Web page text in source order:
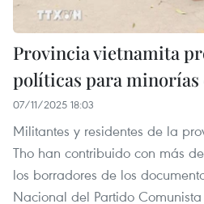
Provincia vietnamita
políticas para minorías
07/11/2025 18:03
Militantes y residentes de la
Tho han contribuido con más
los borradores de los
Nacional del Partido